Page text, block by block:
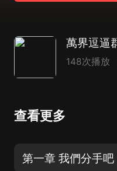
148次播放
查看更多
第一章 我們分手吧